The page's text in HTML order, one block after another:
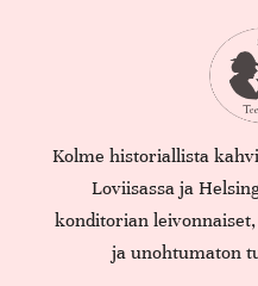
Kolme historiallista
Loviisassa ja
konditorian
ja unohtumaton